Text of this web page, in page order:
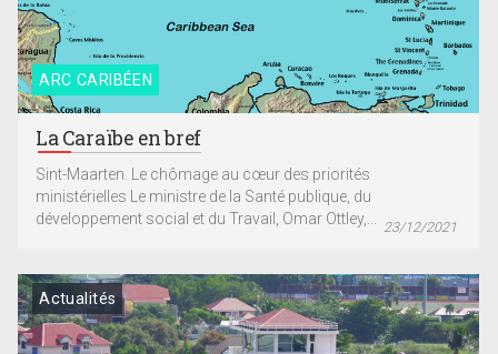
ARC CARIBÉEN
La Caraïbe en bref
Sint-Maarten. Le chômage au cœur des priorités
ministérielles Le ministre de la Santé publique, du
développement social et du Travail, Omar Ottley,...
23/12/2021
Actualités